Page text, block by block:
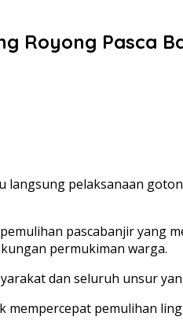
Royong Pasca
langsung pelaksanaan
pascabanjir yang
permukiman warga.
dan seluruh unsur
pemulihan